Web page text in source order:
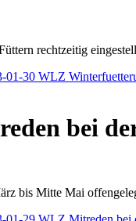
rechtzeitig
01-30 WLZ
bei
bis Mitte Mai